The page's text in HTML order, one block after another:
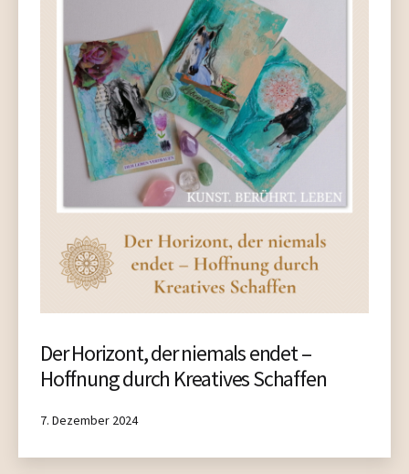
Der Horizont, der niemals endet –
Hoffnung durch Kreatives Schaffen
Published
7. Dezember 2024